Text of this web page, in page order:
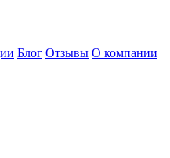
Блог Отзывы О компании